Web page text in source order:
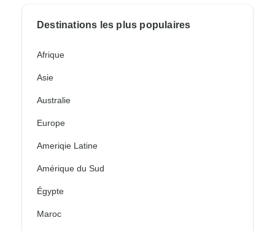
Destinations les plus populaires
Afrique
Asie
Australie
Europe
Ameriqie Latine
Amérique du Sud
Égypte
Maroc